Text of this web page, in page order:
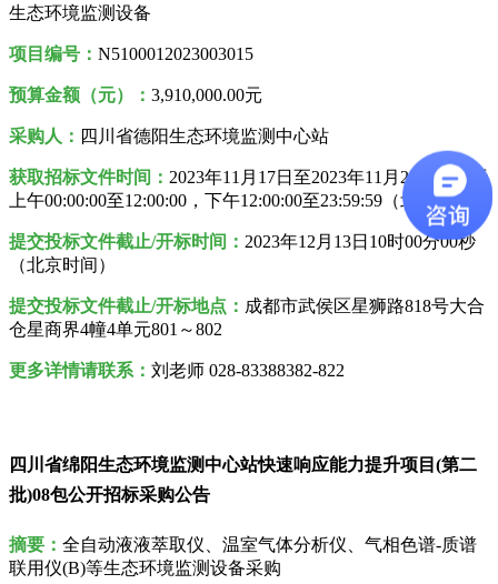
生态环境监测设备
项目编号： N5100012023003015
预算金额（元）： 3,910,000.00元
采购人 ： 四川省德阳生态环境监测中心站
获取招标文件时间： 2023年11月17日至2023年11月23日，每天
上午00:00:00至12:00:00，下午12:00:00至23:59:59（北京时间）
提交投标文件截止/开标时间： 2023年12月13日10时00分00秒
（北京时间）
提交投标文件截止/开标地点： 成都市武侯区星狮路818号大合
仓星商界4幢4单元801～802
更多详情请联系： 刘老师 028-83388382-822
四川省绵阳生态环境监测中心站快速响应能力提升项目(第二
批)08包公开招标采购公告
摘要： 全自动液液萃取仪、温室气体分析仪、气相色谱-质谱
联用仪(B)等生态环境监测设备采购